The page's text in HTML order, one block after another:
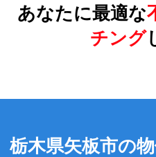
あなたに最適な
チング
栃木県矢板市の